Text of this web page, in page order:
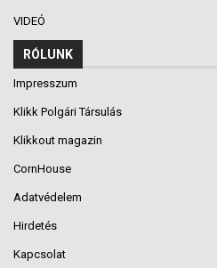
VIDEÓ
RÓLUNK
Impresszum
Klikk Polgári Társulás
Klikkout magazin
CornHouse
Adatvédelem
Hirdetés
Kapcsolat